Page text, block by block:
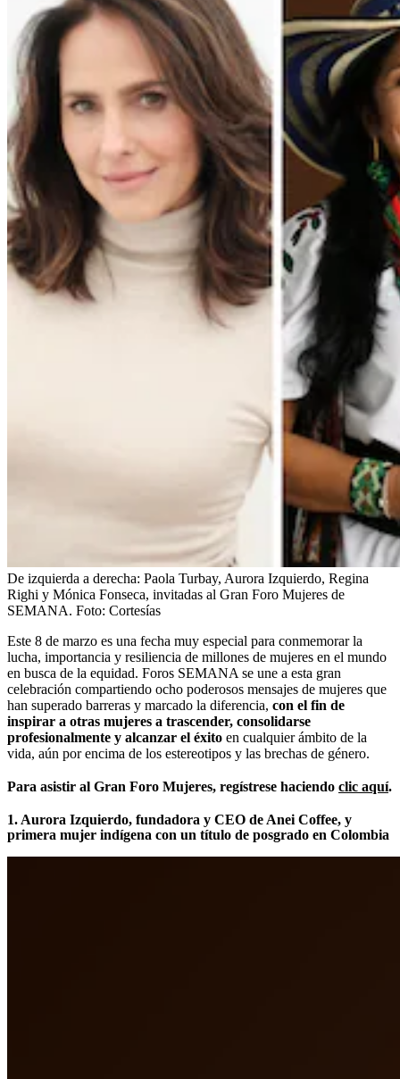
De izquierda a derecha: Paola Turbay, Aurora Izquierdo, Regina
Righi y Mónica Fonseca, invitadas al Gran Foro Mujeres de
SEMANA. Foto: Cortesías
Este 8 de marzo es una fecha muy especial para conmemorar la
lucha, importancia y resiliencia de millones de mujeres en el mundo
en busca de la equidad. Foros SEMANA se une a esta gran
celebración compartiendo ocho poderosos mensajes de mujeres que
han superado barreras y marcado la diferencia, con el fin de
inspirar a otras mujeres a trascender, consolidarse
profesionalmente y alcanzar el éxito en cualquier ámbito de la
vida, aún por encima de los estereotipos y las brechas de género.
Para asistir al Gran Foro Mujeres, regístrese haciendo clic aquí.
1. Aurora Izquierdo, fundadora y CEO de Anei Coffee, y
primera mujer indígena con un título de posgrado en Colombia